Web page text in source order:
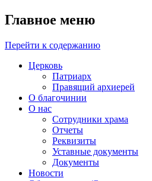
Главное меню
Перейти к содержанию
Церковь
Патриарх
Правящий архиерей
О благочинии
О нас
Сотрудники храма
Отчеты
Реквизиты
Уставные документы
Документы
Новости